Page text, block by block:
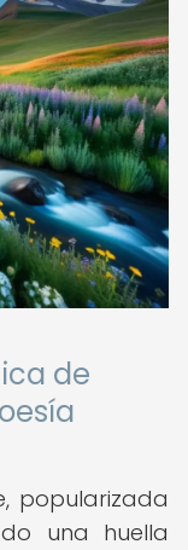
de
popularizada
una huella